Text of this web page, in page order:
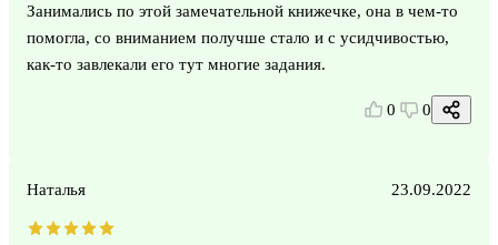
Занимались по этой замечательной книжечке, она в чем-то
помогла, со вниманием получше стало и с усидчивостью,
как-то завлекали его тут многие задания.
0 0
Наталья 23.09.2022